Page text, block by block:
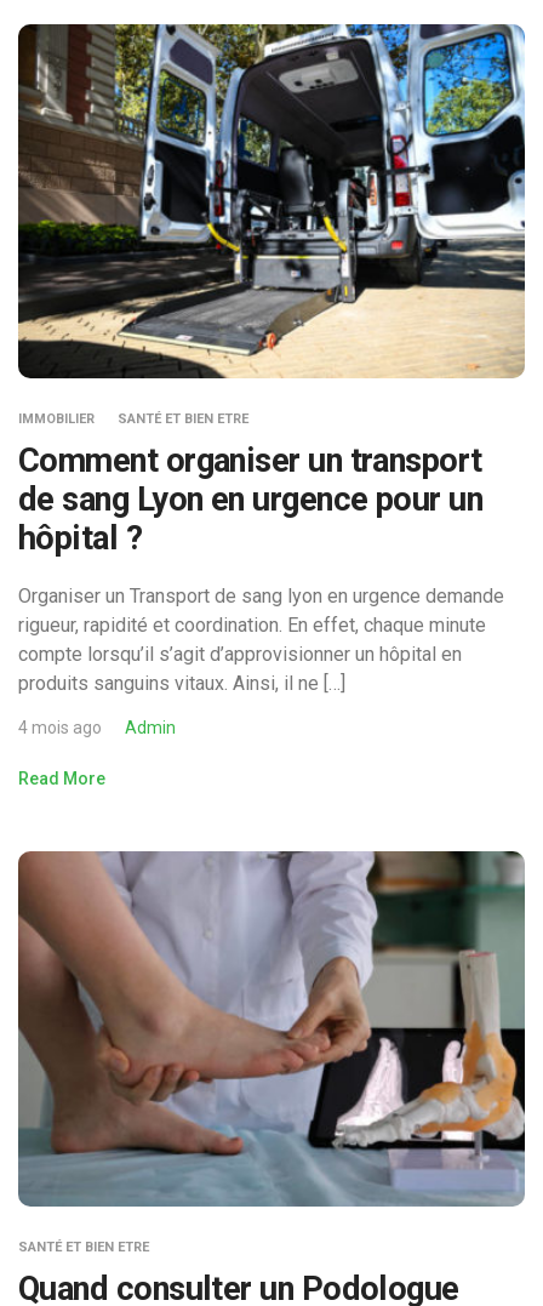
IMMOBILIER SANTÉ ET BIEN ETRE
Comment organiser un transport
de sang Lyon en urgence pour un
hôpital ?
Organiser un Transport de sang lyon en urgence demande
rigueur, rapidité et coordination. En effet, chaque minute
compte lorsqu’il s’agit d’approvisionner un hôpital en
produits sanguins vitaux. Ainsi, il ne […]
4 mois ago Admin
Read More
SANTÉ ET BIEN ETRE
Quand consulter un Podologue